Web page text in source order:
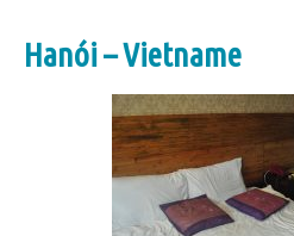
Hanói – Vietname